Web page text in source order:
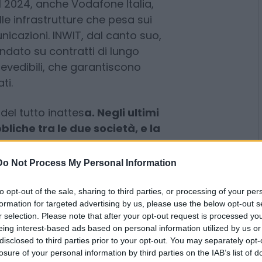
Not Process My Personal Information
opt-out of the sale, sharing to third parties, or processing of your
for targeted advertising by us, please use the below opt-out
selection. Please note that after your opt-out request is processed
interest-based ads based on personal information utilized by us
to third parties prior to your opt-out. You may separately
of your personal information by third parties on the IAB’s list of
condizioni economiche”.
che in Italia controlla
anche Vodafone Italia,
infrastrutture che pesa sui
INWIT, dal canto suo,
che garantiscono
tutto inattes a. Negli ultimi
tra le due società, e la
rivisto al ribasso le proprie
della disdetta è un segnale
infatti parzialmente meno la
le tower company.